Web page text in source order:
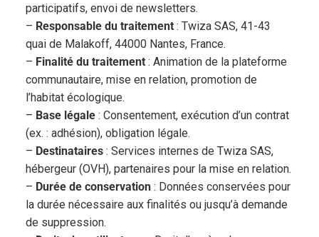
participatifs, envoi de newsletters.
– Responsable du traitement: Twiza SAS, 41-43
quai de Malakoff, 44000 Nantes, France.
– Finalité du traitement: Animation de la plateforme
communautaire, mise en relation, promotion de
l’habitat écologique.
– Base légale: Consentement, exécution d’un contrat
(ex. : adhésion), obligation légale.
– Destinataires: Services internes de Twiza SAS,
hébergeur (OVH), partenaires pour la mise en relation.
– Durée de conservation: Données conservées pour
la durée nécessaire aux finalités ou jusqu’à demande
de suppression.